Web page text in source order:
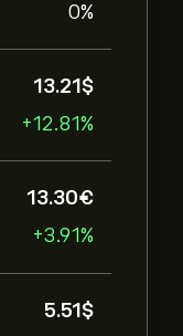
0%
13.21‎$‎
+12.81%
13.30‎€‎
+3.91%
5.51‎$‎